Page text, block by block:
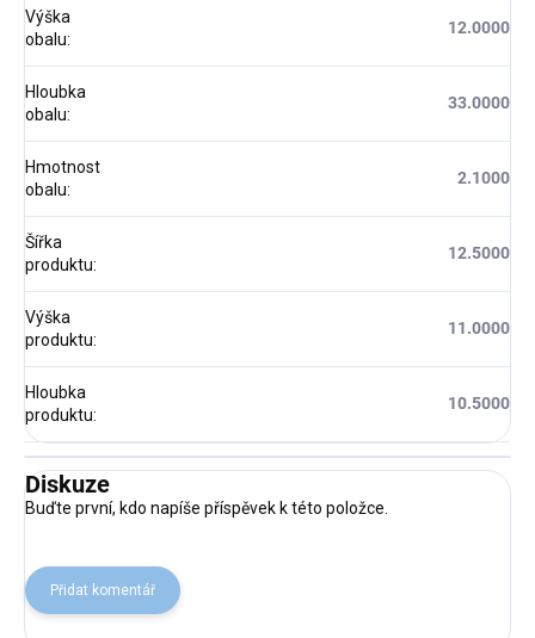
Výška
obalu:
12.0000
Hloubka
obalu:
33.0000
Hmotnost
obalu:
2.1000
Šířka
produktu:
12.5000
Výška
produktu:
11.0000
Hloubka
produktu:
10.5000
Diskuze
Buďte první, kdo napíše příspěvek k této položce.
Přidat komentář